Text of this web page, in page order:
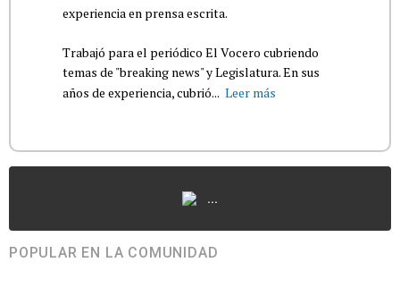
experiencia en prensa escrita.
Trabajó para el periódico El Vocero cubriendo
temas de "breaking news" y Legislatura. En sus
años de experiencia, cubrió... Leer más
...
POPULAR EN LA COMUNIDAD